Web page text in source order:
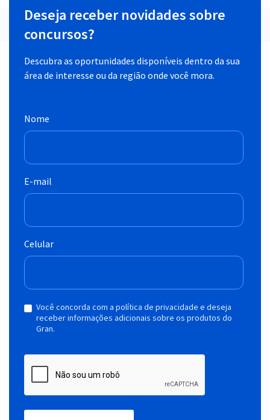
Deseja receber novidades sobre
concursos?
Descubra as oportunidades disponíveis dentro da sua
área de interesse ou da região onde você mora.
Nome
E-mail
Celular
Você concorda com a política de privacidade e deseja
receber informações adicionais sobre os produtos do
Gran.